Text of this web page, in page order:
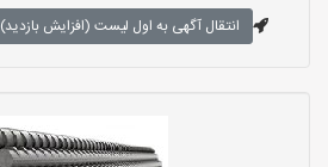
انتقال آگهی به اول لیست (افزایش بازدید)